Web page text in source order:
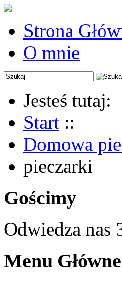
Strona
O mnie
Jesteś tutaj:
Start ::
Domowa
pieczarki
Gościmy
Odwiedza nas
Menu Główne